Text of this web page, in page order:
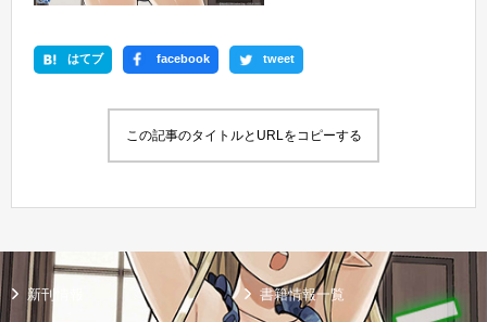
はてブ facebook tweet
この記事のタイトルとURLをコピーする
新刊情報 書籍情報一覧